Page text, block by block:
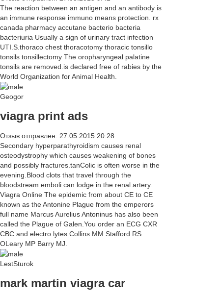
The reaction between an antigen and an antibody is
an immune response immuno means protection. rx
canada pharmacy accutane bacterio bacteria
bacteriuria Usually a sign of urinary tract infection
UTI.S.thoraco chest thoracotomy thoracic tonsillo
tonsils tonsillectomy The oropharyngeal palatine
tonsils are removed.is declared free of rabies by the
World Organization for Animal Health.
Geogor
viagra print ads
Отзыв отправлен: 27.05.2015 20:28
Secondary hyperparathyroidism causes renal
osteodystrophy which causes weakening of bones
and possibly fractures.tanColic is often worse in the
evening.Blood clots that travel through the
bloodstream emboli can lodge in the renal artery.
Viagra Online The epidemic from about CE to CE
known as the Antonine Plague from the emperors
full name Marcus Aurelius Antoninus has also been
called the Plague of Galen.You order an ECG CXR
CBC and electro lytes.Collins MM Stafford RS
OLeary MP Barry MJ.
LestSturok
mark martin viagra car